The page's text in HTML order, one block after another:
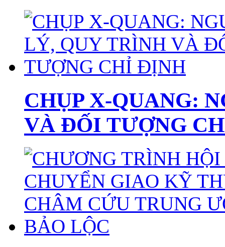
CHỤP X-QUANG:
VÀ ĐỐI TƯỢNG